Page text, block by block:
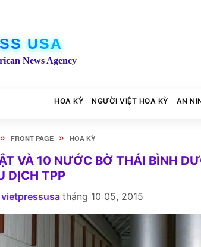
USA
News Agency
HOA KỲ NGƯỜI VIỆT HOA KỲ AN
» FRONT PAGE » HOA KỲ
VÀ 10 NƯỚC BỜ THÁI BÌNH
DỊCH TPP
vietpressusa tháng 10 05, 2015